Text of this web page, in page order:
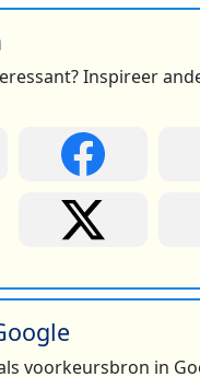
Inspireer
voorkeursbron in